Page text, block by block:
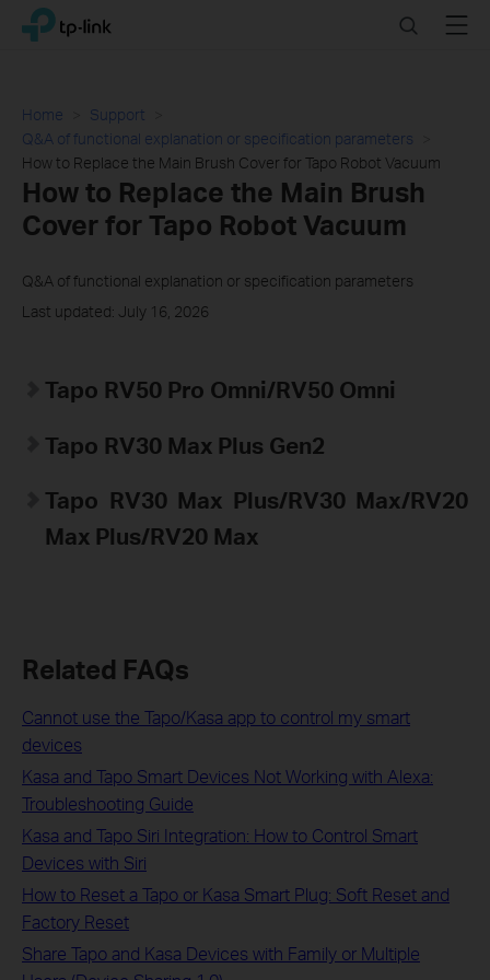
Click
navigation
TP-Link, Reliably Smart SearchMenu
Home
Support
Q&A of functional explanation or specification parameters
How to Replace the Main Brush Cover for Tapo Robot Vacuum
How to Replace the Main Brush
Cover for Tapo Robot Vacuum
Q&A of functional explanation or specification parameters
Last updated: July 16, 2026
Tapo RV50 Pro Omni/RV50 Omni
Tapo RV30 Max Plus Gen2
Tapo RV30 Max Plus/RV30 Max/RV20
Max Plus/RV20 Max
Related FAQs
Cannot use the Tapo/Kasa app to control my smart
devices
Kasa and Tapo Smart Devices Not Working with Alexa:
Troubleshooting Guide
Kasa and Tapo Siri Integration: How to Control Smart
Devices with Siri
How to Reset a Tapo or Kasa Smart Plug: Soft Reset and
Factory Reset
Share Tapo and Kasa Devices with Family or Multiple